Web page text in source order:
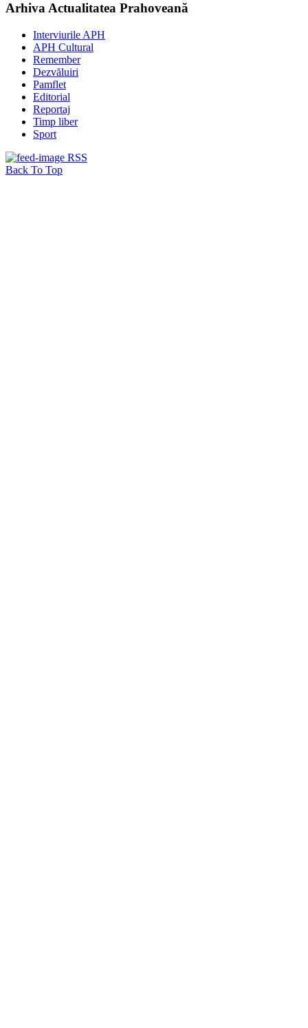
Arhiva Actualitatea Prahoveană
Interviurile APH
APH Cultural
Remember
Dezvăluiri
Pamflet
Editorial
Reportaj
Timp liber
Sport
RSS
Back To Top